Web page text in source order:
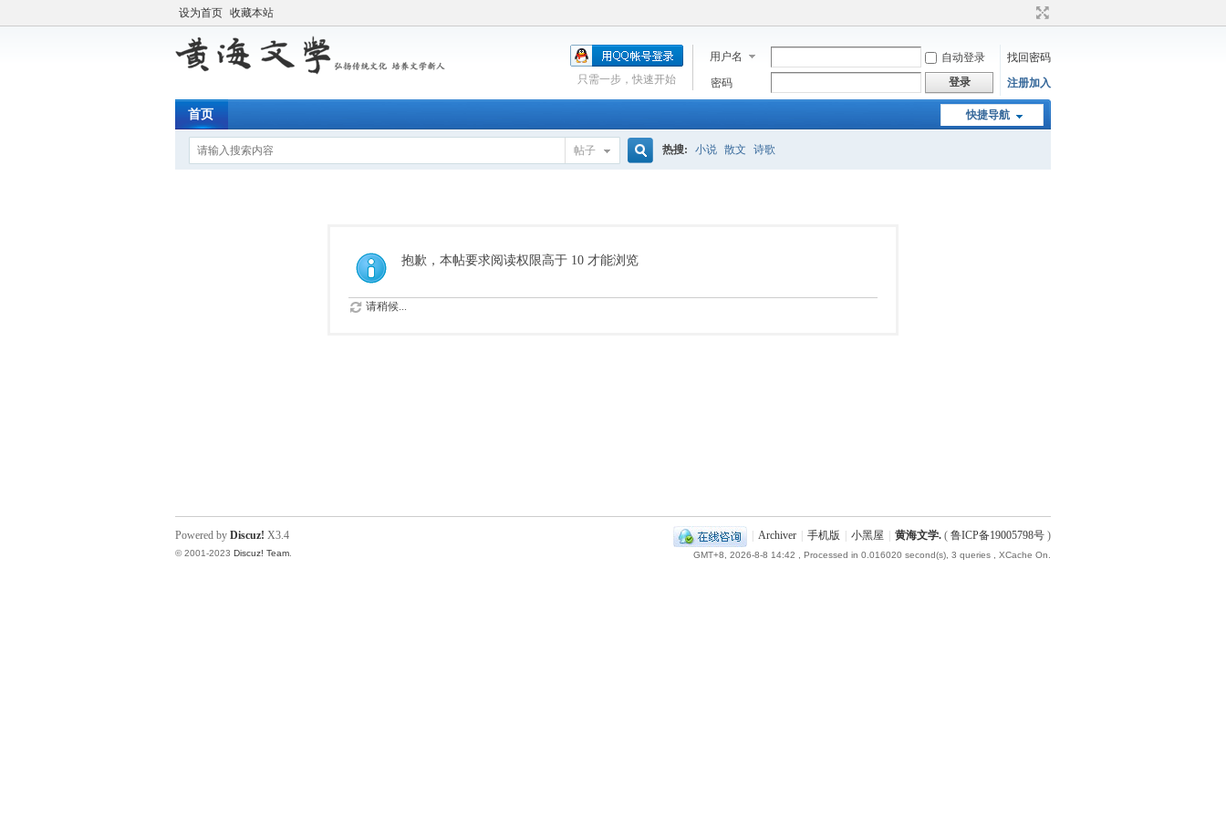
设为首页 收藏本站
用户名 自动登录
找回密码
密码
登录 注册加入
只需一步，快速开始
快捷导航
首页
帖子
索
热搜: 小说 散文 诗歌
抱歉，本帖要求阅读权限高于 10 才能浏览
请稍候...
Archiver 手机版 小黑屋 黄海文学. ( 鲁ICP备19005798号 )
GMT+8, 2026-8-8 14:42 , Processed in 0.016020 second(s), 3 queries , XCache On.
Powered by Discuz! X3.4
© 2001-2023 Discuz! Team